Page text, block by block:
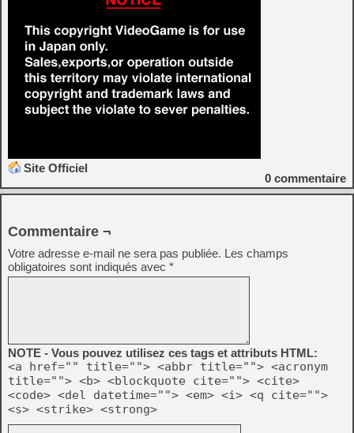
Site Officiel
0 commentaire
Commentaire ¬
Votre adresse e-mail ne sera pas publiée. Les champs
obligatoires sont indiqués avec *
NOTE - Vous pouvez utilisez ces tags et attributs HTML:
<a href="" title=""> <abbr title=""> <acronym
title=""> <b> <blockquote cite=""> <cite>
<code> <del datetime=""> <em> <i> <q cite="">
<s> <strike> <strong>